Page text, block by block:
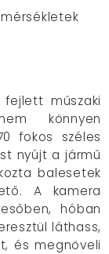
műszaki
könnyen
fokos széles
nyújt a jármű
balesetek
A kamera
hóban
láthass,
és megnöveli